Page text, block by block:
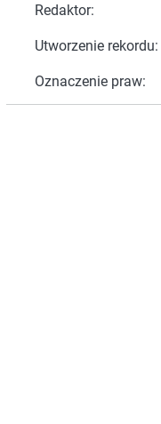
Redaktor:
Utworzenie rekordu:
Oznaczenie praw: